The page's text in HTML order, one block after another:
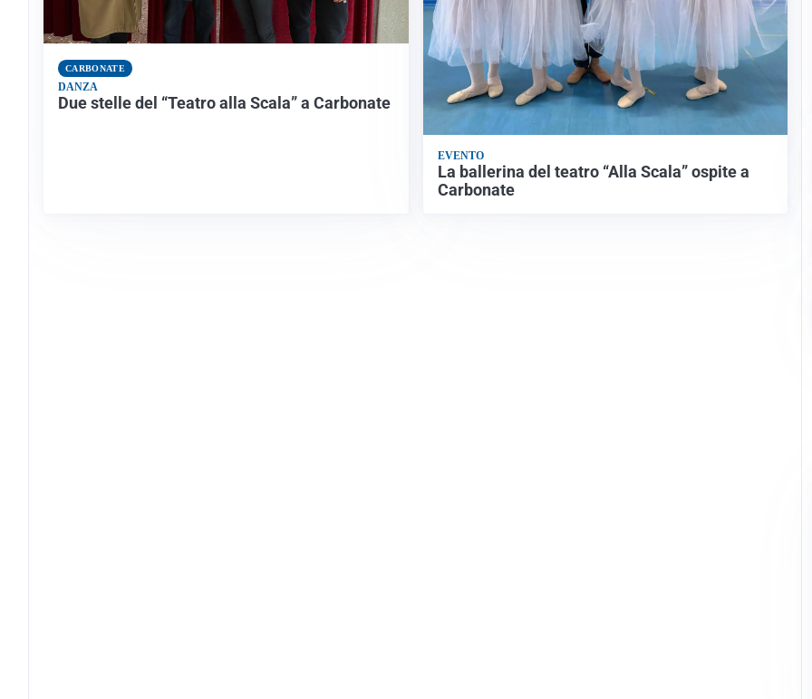
CARBONATE
DANZA
Due stelle del “Teatro alla Scala” a Carbonate
EVENTO
La ballerina del teatro “Alla Scala” ospite a
Carbonate